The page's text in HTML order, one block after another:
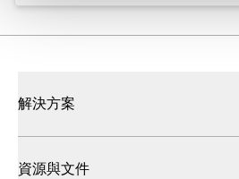
解決方案
資源與文件